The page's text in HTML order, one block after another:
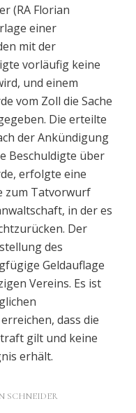
(RA Florian
einer
mit der
vorläufig keine
und einem
vom Zoll die Sache
Die erteilte
der Ankündigung
Beschuldigte über
erfolgte eine
zum Tatvorwurf
in der es
Der
des
Geldauflage
Vereins. Es ist
dass die
gilt und keine
erhält.
SCHNEIDER